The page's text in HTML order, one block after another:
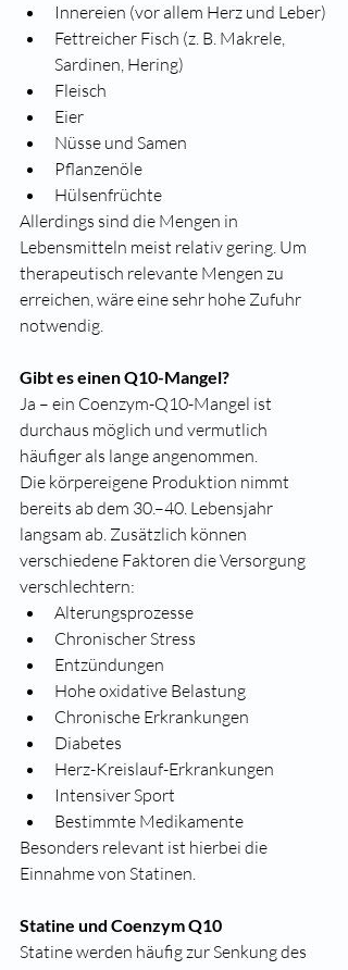
Innereien (vor allem Herz und Leber)
Fettreicher Fisch (z. B. Makrele,
Sardinen, Hering)
Fleisch
Eier
Nüsse und Samen
Pflanzenöle
Hülsenfrüchte
Allerdings sind die Mengen in
Lebensmitteln meist relativ gering. Um
therapeutisch relevante Mengen zu
erreichen, wäre eine sehr hohe Zufuhr
notwendig.
Gibt es einen Q10-Mangel?
Ja – ein Coenzym-Q10-Mangel ist
durchaus möglich und vermutlich
häufiger als lange angenommen.
Die körpereigene Produktion nimmt
bereits ab dem 30.–40. Lebensjahr
langsam ab. Zusätzlich können
verschiedene Faktoren die Versorgung
verschlechtern:
Alterungsprozesse
Chronischer Stress
Entzündungen
Hohe oxidative Belastung
Chronische Erkrankungen
Diabetes
Herz-Kreislauf-Erkrankungen
Intensiver Sport
Bestimmte Medikamente
Besonders relevant ist hierbei die
Einnahme von Statinen.
Statine und Coenzym Q10
Statine werden häufig zur Senkung des